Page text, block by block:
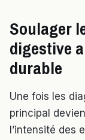
Soulager
digestive
durable
Une fois les
principal
l’intensité des